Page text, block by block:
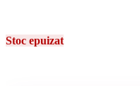
Stoc epuizat